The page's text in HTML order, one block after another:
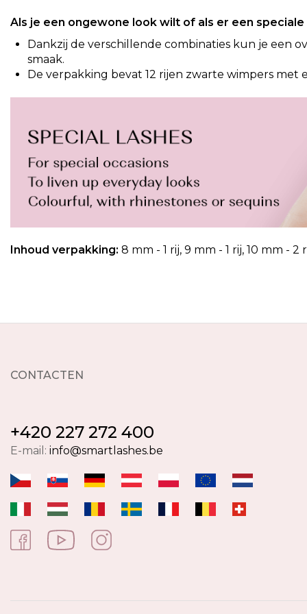
de
afbeeldingen-
gallerij
Als je een ongewone look wilt of als er een
Dankzij de verschillende combinaties kun je een
smaak.
De verpakking bevat 12 rijen zwarte wimpers met
Inhoud verpakking: 8 mm - 1 rij, 9 mm - 1 rij, 10 mm - 2
CONTACTEN
+420 227 272 400
E-mail: info@smartlashes.be